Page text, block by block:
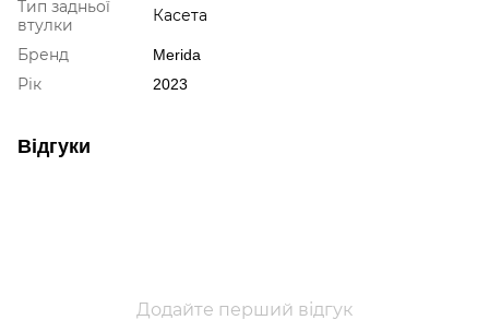
Тип задньої
втулки
Касета
Бренд
Merida
Рік
2023
Відгуки
Додайте перший відгук